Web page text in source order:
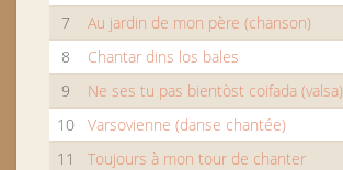
7
Au jardin de mon père (chanson)
8
Chantar dins los bales
9
Ne ses tu pas bientòst coifada (valsa)
10
Varsovienne (danse chantée)
11
Toujours à mon tour de chanter